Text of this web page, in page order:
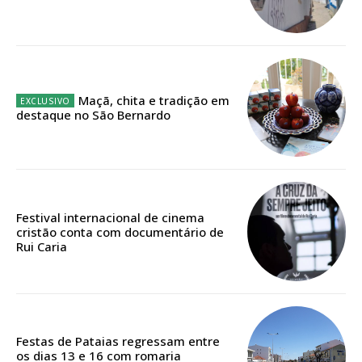
Edição em papel entregue à Quinta-feira em sua
casa
Escolha o plano
ASSINATURA
DIGITAL ANUAL
Maçã, chita e tradição em
destaque no São Bernardo
Festival internacional de cinema
cristão conta com documentário de
Rui Caria
Festas de Pataias regressam entre
os dias 13 e 16 com romaria